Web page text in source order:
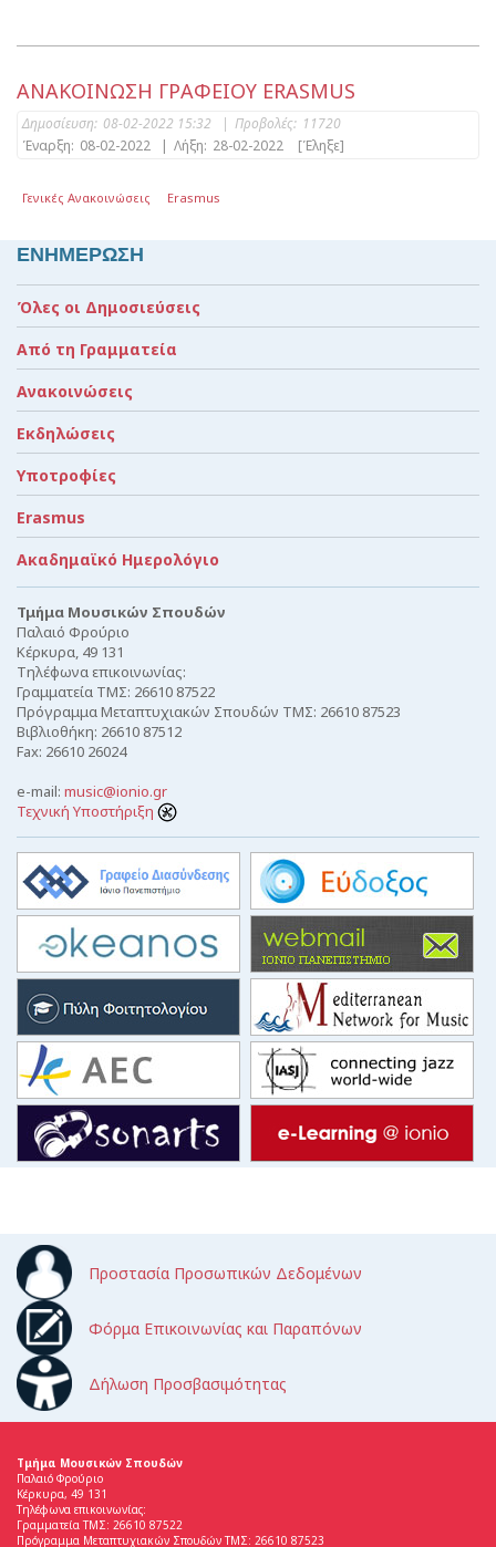
ΑΝΑΚΟΙΝΩΣΗ ΓΡΑΦΕΙΟΥ ERASMUS
Δημοσίευση: 08-02-2022 15:32 Προβολές: 11720
Έναρξη: 08-02-2022 Λήξη: 28-02-2022 [Έληξε]
Γενικές Ανακοινώσεις Erasmus
ΕΝΗΜΕΡΩΣΗ
Όλες οι Δημοσιεύσεις
Από τη Γραμματεία
Ανακοινώσεις
Εκδηλώσεις
Υποτροφίες
Erasmus
Ακαδημαϊκό Ημερολόγιο
Τμήμα Μουσικών Σπουδών
Παλαιό Φρούριο
Κέρκυρα, 49 131
Τηλέφωνα επικοινωνίας:
Γραμματεία ΤΜΣ: 26610 87522
Πρόγραμμα Μεταπτυχιακών Σπουδών ΤΜΣ: 26610 87523
Βιβλιοθήκη: 26610 87512
Fax: 26610 26024
e-mail: music@ionio.gr
Τεχνική Υποστήριξη
Προστασία Προσωπικών Δεδομένων
Φόρμα Επικοινωνίας και Παραπόνων
Δήλωση Προσβασιμότητας
Τμήμα Μουσικών Σπουδών
Παλαιό Φρούριο
Κέρκυρα, 49 131
Τηλέφωνα επικοινωνίας:
Γραμματεία ΤΜΣ: 26610 87522
Πρόγραμμα Μεταπτυχιακών Σπουδών ΤΜΣ: 26610 87523